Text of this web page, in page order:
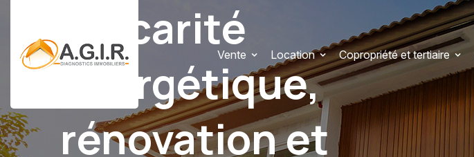
Vente Location Copropriété et tertiaire
Précarité
énergétique,
rénovation et